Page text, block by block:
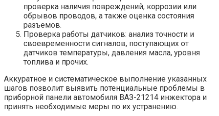
проверка наличия повреждений, коррозии или
обрывов проводов, а также оценка состояния
разъемов.
Проверка работы датчиков: анализ точности и
своевременности сигналов, поступающих от
датчиков температуры, давления масла, уровня
топлива и прочих.
Аккуратное и систематическое выполнение указанных
шагов позволит выявить потенциальные проблемы в
приборной панели автомобиля ВАЗ-21214 инжектора и
принять необходимые меры по их устранению.